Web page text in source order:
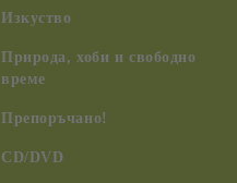
Изкуство
Природа, хоби и свободно
време
Препоръчано!
CD/DVD